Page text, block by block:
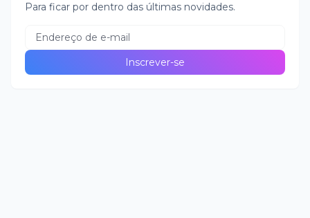
Para ficar por dentro das últimas novidades.